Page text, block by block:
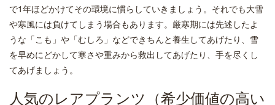
で1年ほどかけてその環境に慣らしていきましょう。それでも大雪
や寒風には負けてしまう場合もあります。厳寒期には先述したよ
うな「こも」や「むしろ」などできちんと養生してあげたり、雪
を早めにどかして寒さや重みから救出してあげたり、手を尽くし
てあげましょう。
人気のレアプランツ（希少価値の高い